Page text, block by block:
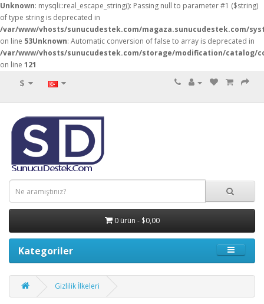
Unknown: mysqli::real_escape_string(): Passing null to parameter #1 ($string)
of type string is deprecated in
/var/www/vhosts/sunucudestek.com/magaza.sunucudestek.com/
on line 53Unknown: Automatic conversion of false to array is deprecated in
/var/www/vhosts/sunucudestek.com/storage/modification/
on line 121
$
0 ürün - $0,00
Kategoriler
Gizlilik İlkeleri